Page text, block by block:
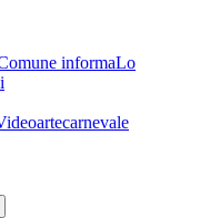
informaLo
artecarnevale